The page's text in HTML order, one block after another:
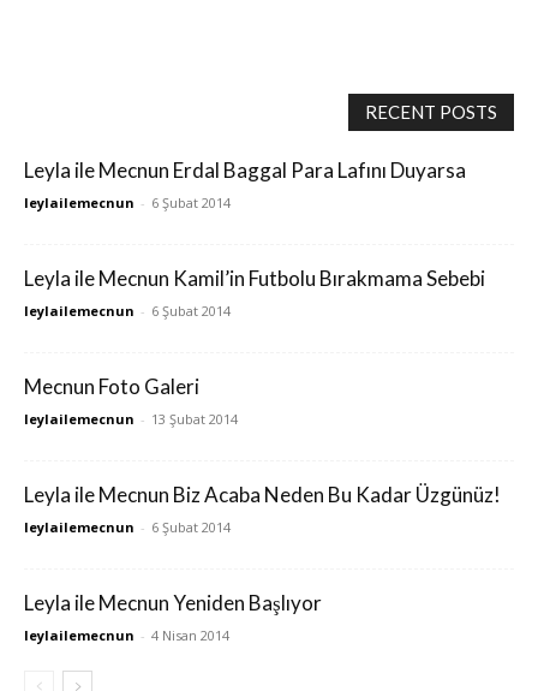
RECENT POSTS
Leyla ile Mecnun Erdal Baggal Para Lafını Duyarsa
leylailemecnun - 6 Şubat 2014
Leyla ile Mecnun Kamil’in Futbolu Bırakmama Sebebi
leylailemecnun - 6 Şubat 2014
Mecnun Foto Galeri
leylailemecnun - 13 Şubat 2014
Leyla ile Mecnun Biz Acaba Neden Bu Kadar Üzgünüz!
leylailemecnun - 6 Şubat 2014
Leyla ile Mecnun Yeniden Başlıyor
leylailemecnun - 4 Nisan 2014